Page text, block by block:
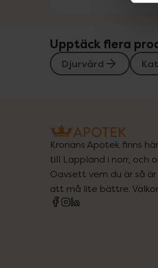
Upptäck flera
Djurvård
Kronans Apotek finns
till Lappland i norr, och
Oavsett vem du är så
att må lite bättre.